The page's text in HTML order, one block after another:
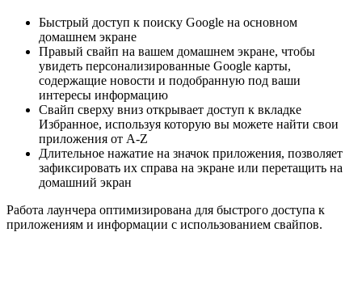
Быстрый доступ к поиску Google на основном
домашнем экране
Правый свайп на вашем домашнем экране, чтобы
увидеть персонализированные Google карты,
содержащие новости и подобранную под ваши
интересы информацию
Свайп сверху вниз открывает доступ к вкладке
Избранное, используя которую вы можете найти свои
приложения от A-Z
Длительное нажатие на значок приложения, позволяет
зафиксировать их справа на экране или перетащить на
домашний экран
Работа лаунчера оптимизирована для быстрого доступа к
приложениям и информации с использованием свайпов.